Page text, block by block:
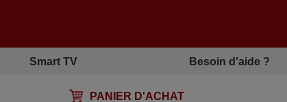
Smart TV Besoin d'aide ?
PANIER D'ACHAT